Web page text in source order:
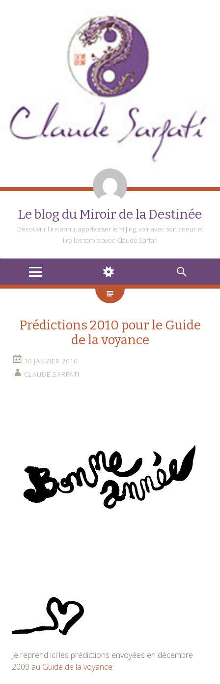
Le blog du Miroir de la Destinée
Découvrir l'inconnu, apprivoiser le Yi Jing, voir avec son coeur et
lire les tarots avec Claude Sarfati
MENU
WIDGETS
RECHERCHE
Prédictions 2010 pour le Guide
de la voyance
10 JANVIER 2010
CLAUDE SARFATI
Je reprend ici les prédictions envoyées en décembre
2009 au Guide de la voyance: